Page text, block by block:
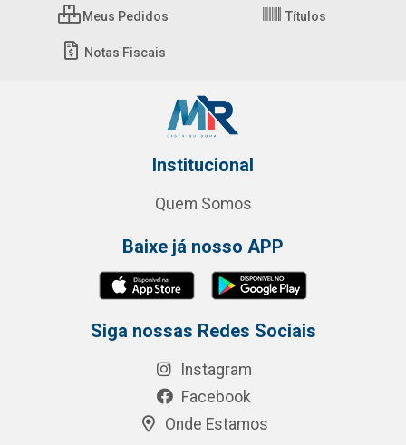
Meus Pedidos Títulos
Notas Fiscais
Institucional
Quem Somos
Baixe já nosso APP
Siga nossas Redes Sociais
Instagram
Facebook
Onde Estamos